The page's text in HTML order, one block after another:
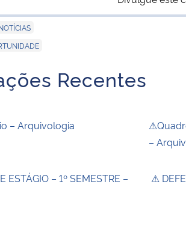
Recentes
– Arquivologia
–
ESTÁGIO – 1º SEMESTRE –
⚠